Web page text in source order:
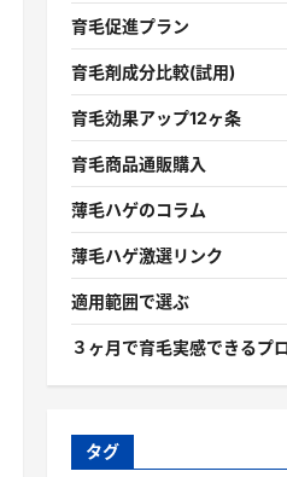
育毛促進プラン
育毛剤成分比較(試用)
育毛効果アップ12ヶ条
育毛商品通販購入
薄毛ハゲのコラム
薄毛ハゲ激選リンク
適用範囲で選ぶ
３ヶ月で育毛実感できるプ
タグ